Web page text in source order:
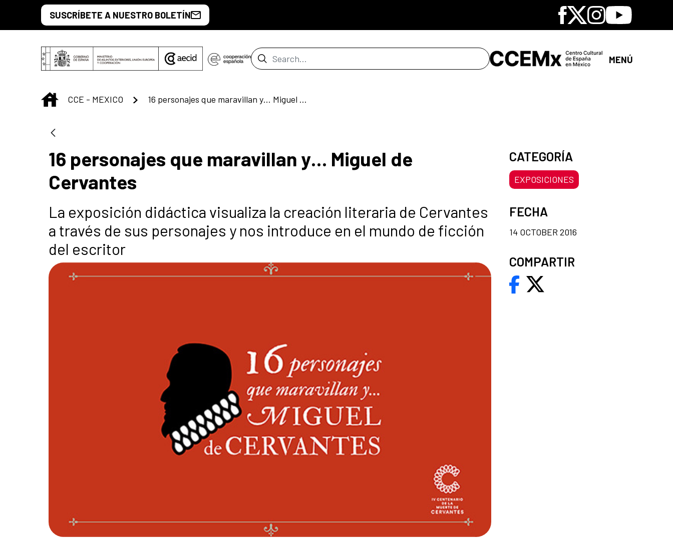
Skip to Main ContentSUSCRÍBETE A NUESTRO BOLETÍN Facebook
X Instagram
Youtube
Search Bar MENÚ
INICIO
CCE - MEXICO 16 personajes que maravillan y… Miguel de Cervantes
16 personajes que maravillan y… Miguel de
Cervantes
La exposición didáctica visualiza la creación literaria de Cervantes
a través de sus personajes y nos introduce en el mundo de ficción
del escritor
CATEGORÍA
EXPOSICIONES
FECHA
14 OCTOBER 2016
COMPARTIR